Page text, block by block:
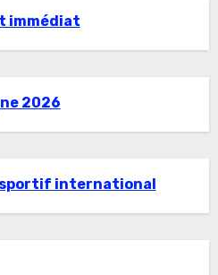
immédiat
2026
sportif international